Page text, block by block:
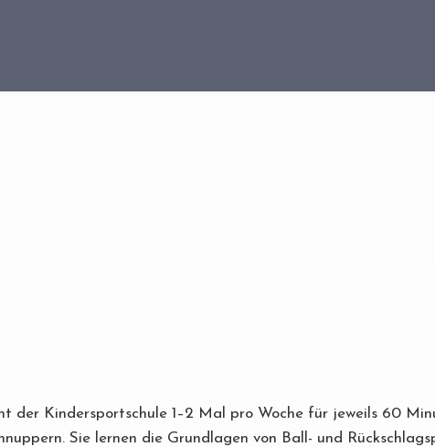
der Kindersportschule 1–2 Mal pro Woche für jeweils 60
Sie lernen die Grundlagen von Ball- und